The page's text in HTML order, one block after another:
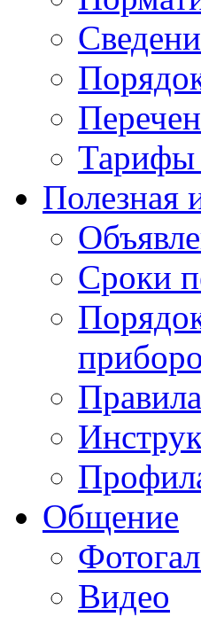
Тарифы
Полезная
Сроки
Общение
Видео